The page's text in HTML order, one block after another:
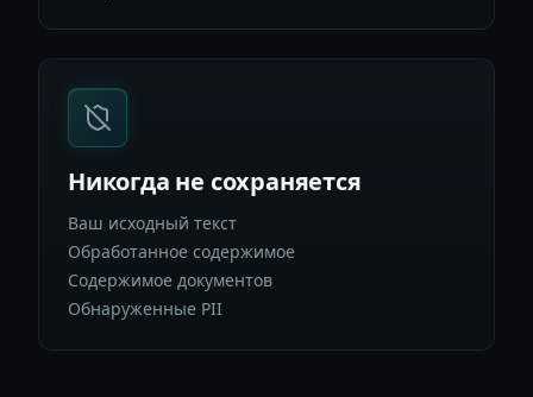
Никогда не сохраняется
Ваш исходный текст
Обработанное содержимое
Содержимое документов
Обнаруженные PII